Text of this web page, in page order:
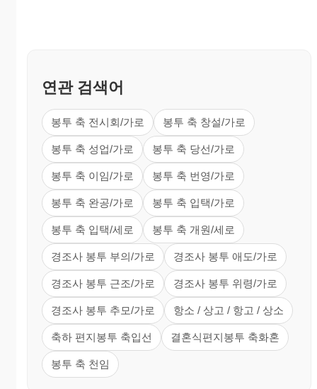
연관 검색어
봉투 축 전시회/가로 봉투 축 창설/가로
봉투 축 성업/가로 봉투 축 당선/가로
봉투 축 이임/가로 봉투 축 번영/가로
봉투 축 완공/가로 봉투 축 입택/가로
봉투 축 입택/세로 봉투 축 개원/세로
경조사 봉투 부의/가로 경조사 봉투 애도/가로
경조사 봉투 근조/가로 경조사 봉투 위령/가로
경조사 봉투 추모/가로 항소 / 상고 / 항고 / 상소
축하 편지봉투 축입선 결혼식편지봉투 축화혼
봉투 축 천임